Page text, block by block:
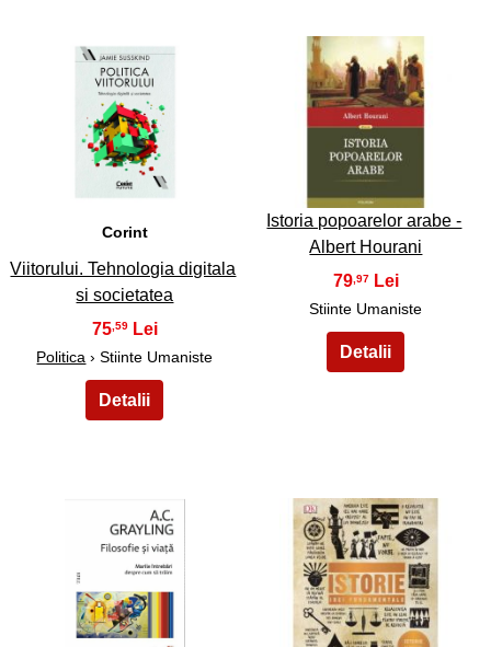
33
Corint
Viitorului. Tehnologia digitala
si societatea
75,59
Politica › Stiinte Umaniste
34
Istoria popoarelor arabe -
Albert Hourani
79,97
Stiinte Umaniste
35 36